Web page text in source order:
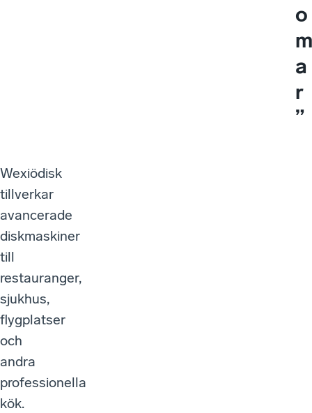
o
m
a
r
”
Wexiödisk
tillverkar
avancerade
diskmaskiner
till
restauranger,
sjukhus,
flygplatser
och
andra
professionella
kök.